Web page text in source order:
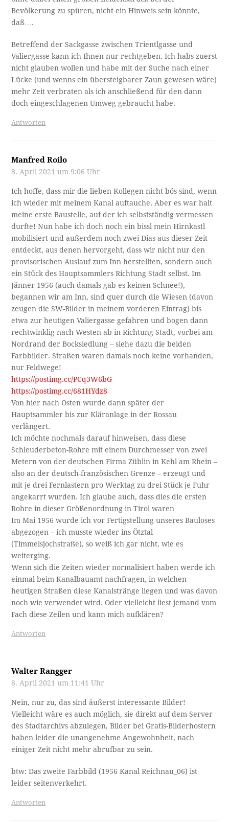
Bevölkerung zu spüren, nicht ein Hinweis sein könnte,
daß….
Betreffend der Sackgasse zwischen Trientlgasse und
Valiergasse kann ich Ihnen nur rechtgeben. Ich habs zuerst
nicht glauben wollen und habe mit der Suche nach einer
Lücke (und wenns ein übersteigbarer Zaun gewesen wäre)
mehr Zeit verbraten als ich anschließend für den dann
doch eingeschlagenen Umweg gebraucht habe.
Antworten
Manfred Roilo
8. April 2021 um 9:06 Uhr
Ich hoffe, dass mir die lieben Kollegen nicht bös sind, wenn
ich wieder mit meinem Kanal auftauche. Aber es war halt
meine erste Baustelle, auf der ich selbstständig vermessen
durfte! Nun habe ich doch noch ein bissl mein Hirnkastl
mobilisiert und außerdem noch zwei Dias aus dieser Zeit
entdeckt, aus denen hervorgeht, dass wir nicht nur den
provisorischen Auslauf zum Inn herstellten, sondern auch
ein Stück des Hauptsammlers Richtung Stadt selbst. Im
Jänner 1956 (auch damals gab es keinen Schnee!),
begannen wir am Inn, sind quer durch die Wiesen (davon
zeugen die SW-Bilder in meinem vorderen Eintrag) bis
etwa zur heutigen Valiergasse gefahren und bogen dann
rechtwinklig nach Westen ab in Richtung Stadt, vorbei am
Nordrand der Bocksiedlung – siehe dazu die beiden
Farbbilder. Straßen waren damals noch keine vorhanden,
nur Feldwege!
https://postimg.cc/PCq3W6bG
https://postimg.cc/681HYdz8
Von hier nach Osten wurde dann später der
Hauptsammler bis zur Kläranlage in der Rossau
verlängert.
Ich möchte nochmals darauf hinweisen, dass diese
Schleuderbeton-Rohre mit einem Durchmesser von zwei
Metern von der deutschen Firma Züblin in Kehl am Rhein –
also an der deutsch-französischen Grenze – erzeugt und
mit je drei Fernlastern pro Werktag zu drei Stück je Fuhr
angekarrt wurden. Ich glaube auch, dass dies die ersten
Rohre in dieser Größenordnung in Tirol waren
Im Mai 1956 wurde ich vor Fertigstellung unseres Bauloses
abgezogen – ich musste wieder ins Ötztal
(Timmelsjochstraße), so weiß ich gar nicht, wie es
weiterging.
Wenn sich die Zeiten wieder normalisiert haben werde ich
einmal beim Kanalbauamt nachfragen, in welchen
heutigen Straßen diese Kanalstränge liegen und was davon
noch wie verwendet wird. Oder vielleicht liest jemand vom
Fach diese Zeilen und kann mich aufklären?
Antworten
Walter Rangger
8. April 2021 um 11:41 Uhr
Nein, nur zu, das sind äußerst interessante Bilder!
Vielleicht wäre es auch möglich, sie direkt auf dem Server
des Stadtarchivs abzulegen, Bilder bei Gratis-Bilderhostern
haben leider die unangenehme Angewohnheit, nach
einiger Zeit nicht mehr abrufbar zu sein.
btw: Das zweite Farbbild (1956 Kanal Reichnau_06) ist
leider seitenverkehrt.
Antworten